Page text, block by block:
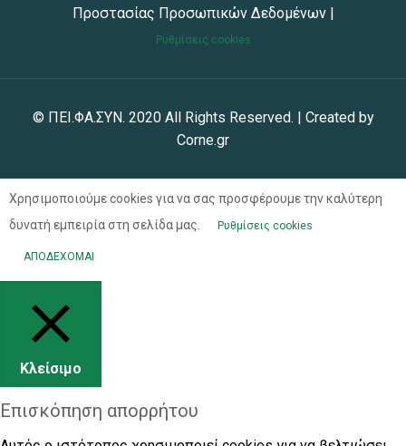
Προστασίας Προσωπικών Δεδομένων|
Ρυθμίσεις cookies
© ΠΕΙ.ΦΑ.ΣΥΝ. 2020 All Rights Reserved. | Created by
Corne.gr
Χρησιμοποιούμε cookies για να σας προσφέρουμε την καλύτερη
δυνατή εμπειρία στη σελίδα μας.
Ρυθμίσεις cookies
ΑΠΟΔΕΧΟΜΑΙ
Κλείσιμο
Επισκόπηση απορρήτου